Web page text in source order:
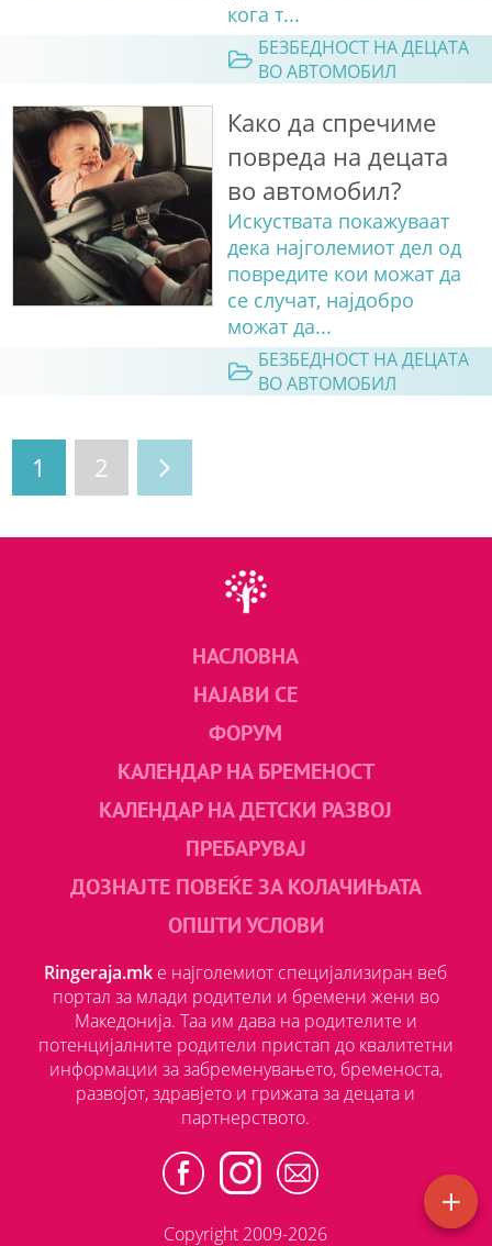
кога т...
БЕЗБЕДНОСТ НА ДЕЦАТА
ВО АВТОМОБИЛ
Како да спречиме
повреда на децата
во автомобил?
Искуствата покажуваат
дека најголемиот дел од
повредите кои можат да
се случат, најдобро
можат да...
БЕЗБЕДНОСТ НА ДЕЦАТА
ВО АВТОМОБИЛ
1 2
НАСЛОВНА
НАЈАВИ СЕ
ФОРУМ
КАЛЕНДАР НА БРЕМЕНОСТ
КАЛЕНДАР НА ДЕТСКИ РАЗВОЈ
ПРЕБАРУВАЈ
ДОЗНАЈТЕ ПОВЕЌЕ ЗА КОЛАЧИЊАТА
ОПШТИ УСЛОВИ
Ringeraja.mk е најголемиот специјализиран веб
портал за млади родители и бремени жени во
Македонија. Таа им дава на родителите и
потенцијалните родители пристап до квалитетни
информации за забременувањето, бременоста,
развојот, здравјето и грижата за децата и
партнерството.
Copyright 2009-2026